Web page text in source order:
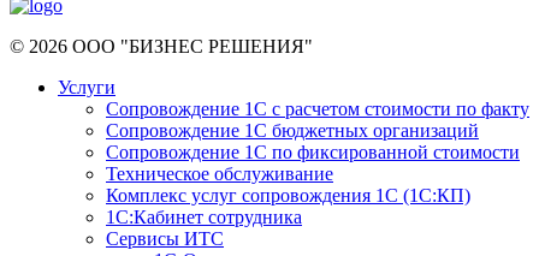
© 2026 ООО "БИЗНЕС РЕШЕНИЯ"
Услуги
Сопровождение 1С с расчетом стоимости по факту
Сопровождение 1С бюджетных организаций
Сопровождение 1С по фиксированной стоимости
Техническое обслуживание
Комплекс услуг сопровождения 1С (1С:КП)
1С:Кабинет сотрудника
Сервисы ИТС